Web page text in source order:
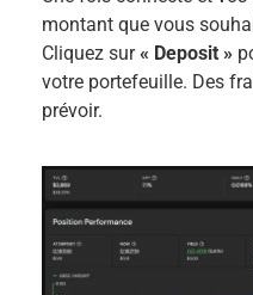
montant que vous
Cliquez sur« Deposit »
votre portefeuille. Des
prévoir.